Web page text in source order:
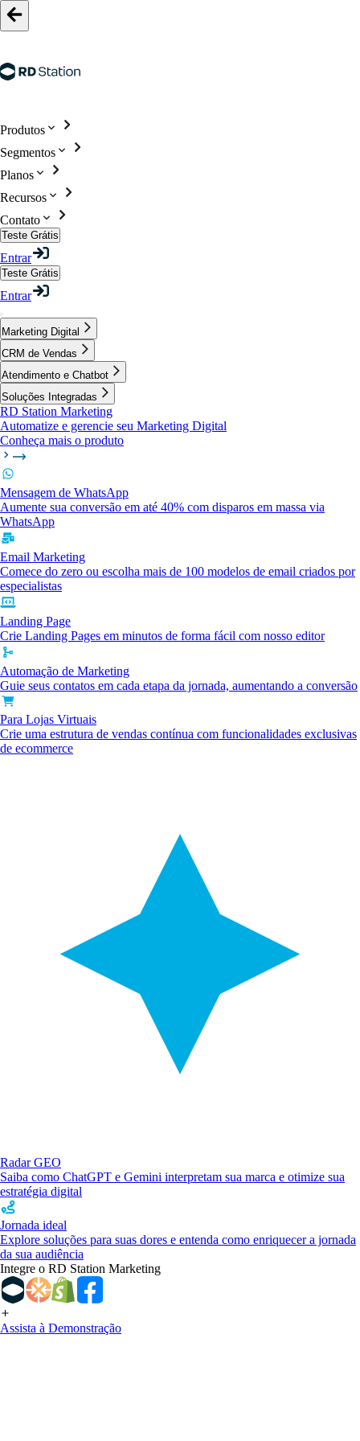
Produtos
Segmentos
Planos
Recursos
Contato
Teste Grátis
Entrar
Teste Grátis
Entrar
Marketing Digital
CRM de Vendas
Atendimento e Chatbot
Soluções Integradas
RD Station Marketing
Automatize e gerencie seu Marketing Digital
Conheça mais o produto
Mensagem de WhatsApp
Aumente sua conversão em até 40% com disparos em massa via
WhatsApp
Email Marketing
Comece do zero ou escolha mais de 100 modelos de email criados por
especialistas
Landing Page
Crie Landing Pages em minutos de forma fácil com nosso editor
Automação de Marketing
Guie seus contatos em cada etapa da jornada, aumentando a conversão
Para Lojas Virtuais
Crie uma estrutura de vendas contínua com funcionalidades exclusivas
de ecommerce
Radar GEO
Saiba como ChatGPT e Gemini interpretam sua marca e otimize sua
estratégia digital
Jornada ideal
Explore soluções para suas dores e entenda como enriquecer a jornada
da sua audiência
Integre o RD Station Marketing
Assista à Demonstração